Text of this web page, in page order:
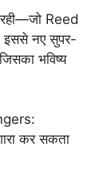
Reed
इससे नए सुपर-
भविष्य
कर सकता